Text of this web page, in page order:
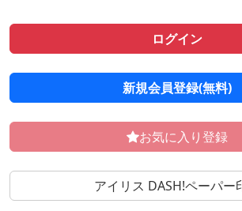
ログイン
新規会員登録(無料)
お気に入り登録
アイリス DASH!ペーパー